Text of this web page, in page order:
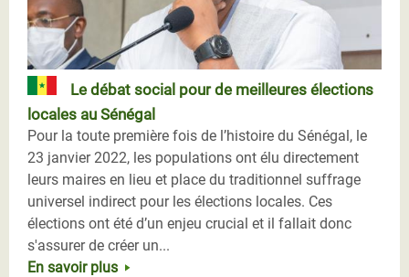
Le débat social pour de meilleures élections
locales au Sénégal
Pour la toute première fois de l’histoire du Sénégal, le
23 janvier 2022, les populations ont élu directement
leurs maires en lieu et place du traditionnel suffrage
universel indirect pour les élections locales. Ces
élections ont été d’un enjeu crucial et il fallait donc
s'assurer de créer un...
En savoir plus